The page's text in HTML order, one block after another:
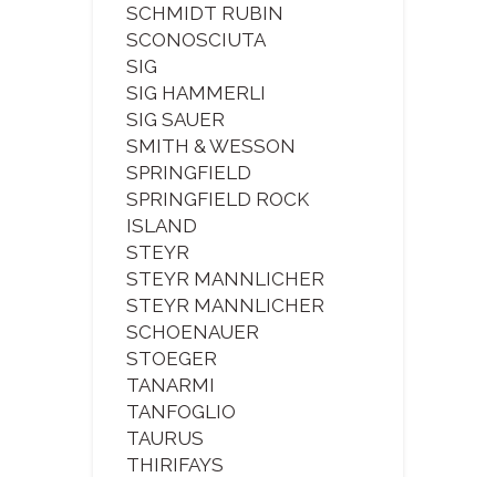
SCHMIDT RUBIN
SCONOSCIUTA
SIG
SIG HAMMERLI
SIG SAUER
SMITH & WESSON
SPRINGFIELD
SPRINGFIELD ROCK
ISLAND
STEYR
STEYR MANNLICHER
STEYR MANNLICHER
SCHOENAUER
STOEGER
TANARMI
TANFOGLIO
TAURUS
THIRIFAYS